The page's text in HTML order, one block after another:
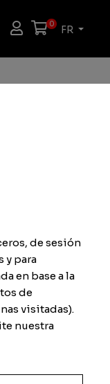
0 FR
sélection.
cookies
de sesión
y para
en base a la
de
visitadas).
nuestra